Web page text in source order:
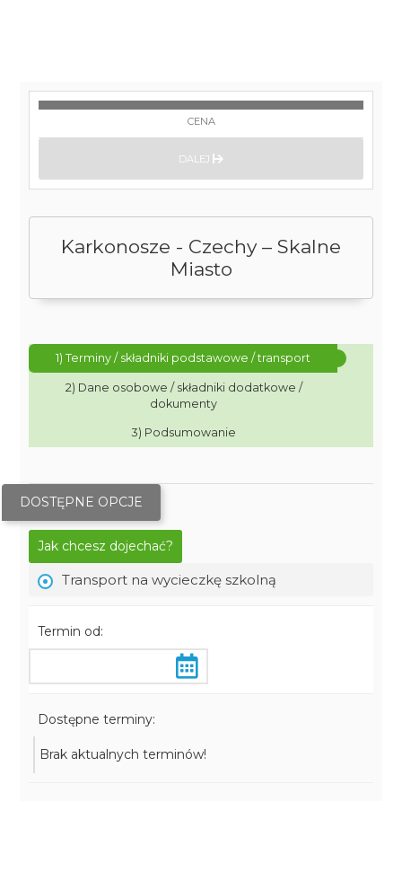
Karkonosze - Czechy – Skalne
Miasto
1) Terminy / składniki podstawowe / transport
2) Dane osobowe / składniki dodatkowe /
dokumenty
3) Podsumowanie
DOSTĘPNE OPCJE
Jak chcesz dojechać?
Transport na wycieczkę szkolną
Termin od:
Dostępne terminy:
Brak aktualnych terminów!
CENA
DALEJ